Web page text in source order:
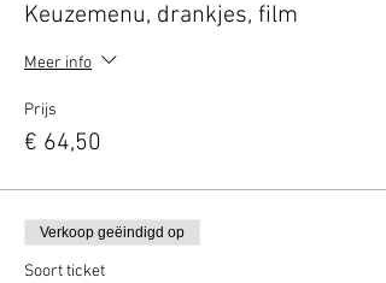
Keuzemenu, drankjes, film
Meer info
Prijs
€ 64,50
Verkoop geëindigd op
Soort ticket